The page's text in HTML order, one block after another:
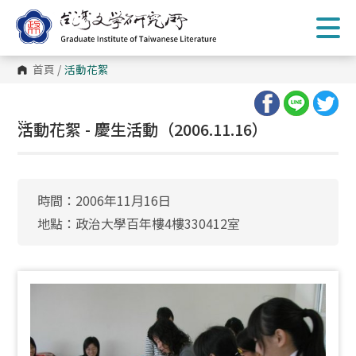
到
主
內
容 首頁 / 活動花絮
:::
活動花絮 - 慶生活動（2006.11.16）
時間：2006年11月16日
地點：政治大學百年樓4樓330412室